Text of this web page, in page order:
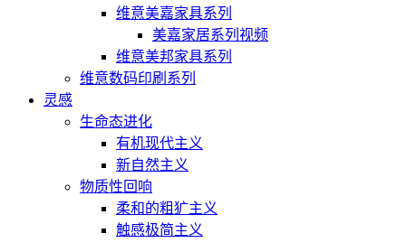
维意美嘉家具系列
美嘉家居系列视频
维意美邦家具系列
维意数码印刷系列
灵感
生命态进化
有机现代主义
新自然主义
物质性回响
柔和的粗犷主义
触感极简主义